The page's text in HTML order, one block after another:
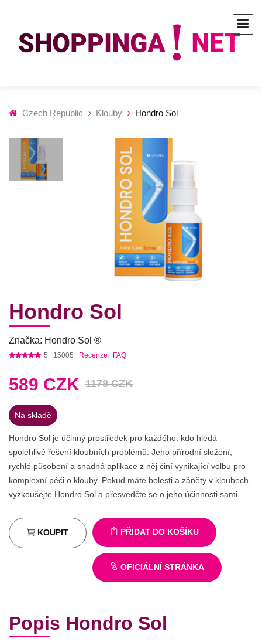
Czech Republic Klouby Hondro Sol
Hondro Sol
Značka: Hondro Sol ®
5 15005 Recenze FAQ
589 CZK 1178 CZK
Na skladě
Hondro Sol je účinný prostředek pro každého, kdo hledá
spolehlivé řešení kloubních problémů. Jeho přírodní složení,
rychlé působení a snadná aplikace z něj činí vynikající volbu pro
komplexní péči o klouby. Pokud máte bolesti a záněty v kloubech,
vyzkoušejte Hondro Sol a přesvědčte se o jeho účinnosti sami.
PŘIDAT DO KOŠÍKU
KOUPIT
OFICIÁLNÍ STRÁNKA
Popis Hondro Sol